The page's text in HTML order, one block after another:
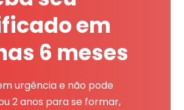
em
6 meses
urgência e não pode
2 anos para se formar,